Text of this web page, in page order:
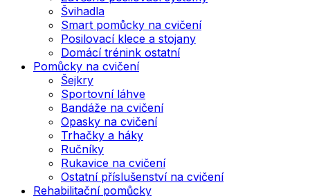
Švihadla
Smart pomůcky na cvičení
Posilovací klece a stojany
Domácí trénink ostatní
Pomůcky na cvičení
Šejkry
Sportovní láhve
Bandáže na cvičení
Opasky na cvičení
Trhačky a háky
Ručníky
Rukavice na cvičení
Ostatní příslušenství na cvičení
Rehabilitační pomůcky